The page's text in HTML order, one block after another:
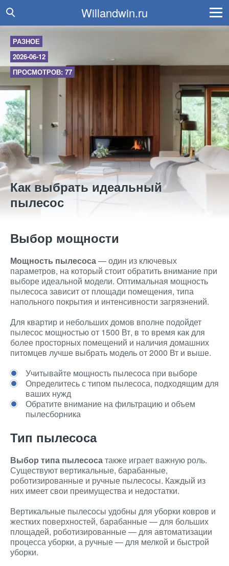
Willandwin.ru
РАЗНОЕ
2026-06-12
ПРОСМОТРОВ: 77
Как выбрать идеальный
пылесос
Выбор мощности
Мощность пылесоса— один из ключевых
параметров, на который стоит обратить внимание при
выборе идеальной модели. Оптимальная мощность
пылесоса зависит от площади помещения, типа
напольного покрытия и интенсивности загрязнений.
Для квартир и небольших домов вполне подойдет
пылесос мощностью от 1500 Вт, в то время как для
более просторных помещений и наличия домашних
питомцев лучше выбрать модель от 2000 Вт и выше.
Учитывайте мощность пылесоса при выборе
Определитесь с типом пылесоса, подходящим для
ваших нужд
Обратите внимание на фильтрацию и объем
пылесборника
Тип пылесоса
Выбор типа пылесосатакже играет важную роль.
Существуют вертикальные, барабанные,
роботизированные и ручные пылесосы. Каждый из
них имеет свои преимущества и недостатки.
Вертикальные пылесосы удобны для уборки ковров и
жестких поверхностей, барабанные — для больших
площадей, роботизированные — для автоматизации
процесса уборки, а ручные — для мелкой и быстрой
уборки.